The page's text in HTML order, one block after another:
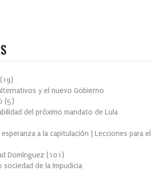
(19)
y el nuevo Gobierno
(5)
del próximo mandato de Lula
a la capitulación | Lecciones para el
Domínguez (101 )
sociedad de la Impudicia